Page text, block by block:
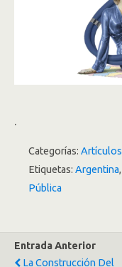
.
Categorías: Artículos
Etiquetas: Argentina,
Pública
Entrada Anterior
La Construcción Del